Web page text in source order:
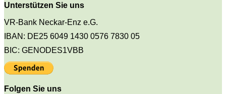
Unterstützen Sie uns
VR-Bank Neckar-Enz e.G.
IBAN: DE25 6049 1430 0576 7830 05
BIC: GENODES1VBB
Folgen Sie uns